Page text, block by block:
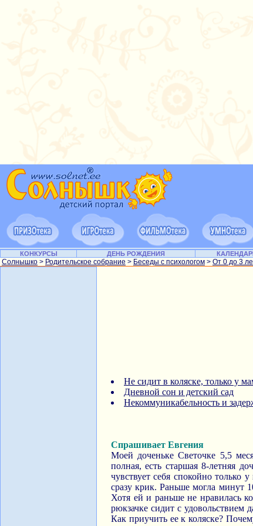
КОНКУРСЫ ДЕНЬ РОЖДЕНИЯ
Солнышко > Родительское собрание > Беседы с психологом > От 0 до 3
Не сидит в коляске, только у
Дневной сон и детский сад
Некоммуникабельность и
Спрашивает Евгения
Моей доченьке Светочке 5,5
полная, есть старшая 8-летняя
чувствует себя спокойно
сразу крик. Раньше могла минут
Хотя ей и раньше не нравилась
рюкзачке сидит с удовольствием
Как приучить ее к коляске?